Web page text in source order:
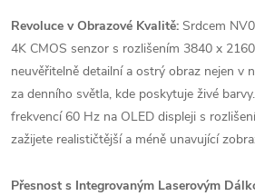
Revoluce v Obrazové Kvalitě: Srdcem
4K CMOS senzor s rozlišením 3840 x
neuvěřitelně detailní a ostrý obraz nejen v
za denního světla, kde poskytuje živé
frekvencí 60 Hz na OLED displeji s
zažijete realističtější a méně unavující
Přesnost s Integrovaným Laserovým